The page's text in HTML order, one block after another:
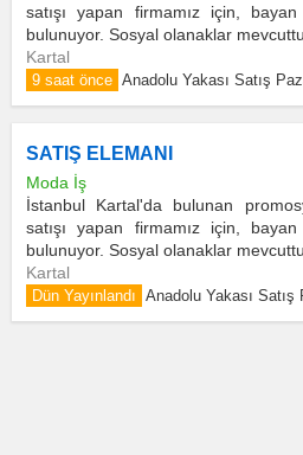
satışı yapan firmamız için, bayan
bulunuyor. Sosyal olanaklar
Kartal
9 saat önce Anadolu Yakası Satış
SATIŞ ELEMANI
Moda İş
İstanbul Kartal'da bulunan
satışı yapan firmamız için, bayan
bulunuyor. Sosyal olanaklar
Kartal
Dün Yayınlandı Anadolu Yakası Satış